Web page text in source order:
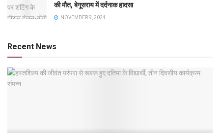
की मौत, बेगूसराय में दर्दनाक हादसा
NOVEMBER 9, 2024
Recent News